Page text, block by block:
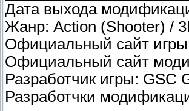
Дата выхода
Жанр: Action (Shooter) /
Официальный сайт
Официальный сайт
Разработчик игры: GSC
Разработчки